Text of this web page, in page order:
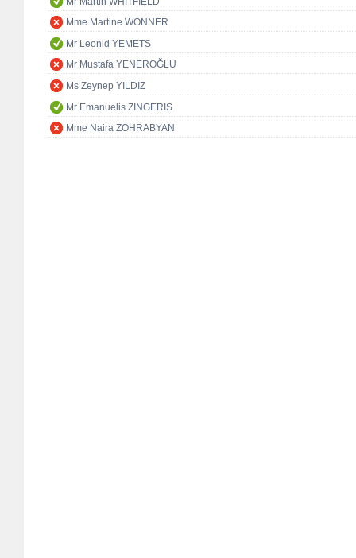
Mme Martine WONNER
Mr Leonid YEMETS
Mr Mustafa YENEROĞLU
Ms Zeynep YILDIZ
Mr Emanuelis ZINGERIS
Mme Naira ZOHRABYAN